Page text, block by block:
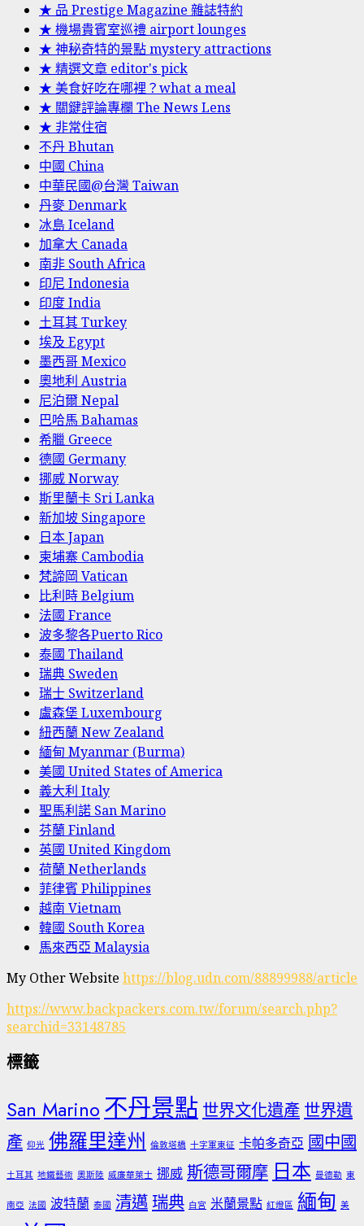
★ 品 Prestige Magazine 雜誌特約
★ 機場貴賓室巡禮 airport lounges
★ 神秘奇特的景點 mystery attractions
★ 精選文章 editor's pick
★ 美食好吃在哪裡？what a meal
★ 關鍵評論專欄 The News Lens
★ 非常住宿
不丹 Bhutan
中國 China
中華民國@台灣 Taiwan
丹麥 Denmark
冰島 Iceland
加拿大 Canada
南非 South Africa
印尼 Indonesia
印度 India
土耳其 Turkey
埃及 Egypt
墨西哥 Mexico
奧地利 Austria
尼泊爾 Nepal
巴哈馬 Bahamas
希臘 Greece
德國 Germany
挪威 Norway
斯里蘭卡 Sri Lanka
新加坡 Singapore
日本 Japan
柬埔寨 Cambodia
梵諦岡 Vatican
比利時 Belgium
法國 France
波多黎各Puerto Rico
泰國 Thailand
瑞典 Sweden
瑞士 Switzerland
盧森堡 Luxembourg
紐西蘭 New Zealand
緬甸 Myanmar (Burma)
美國 United States of America
義大利 Italy
聖馬利諾 San Marino
芬蘭 Finland
英國 United Kingdom
荷蘭 Netherlands
菲律賓 Philippines
越南 Vietnam
韓國 South Korea
馬來西亞 Malaysia
My Other Website https://blog.udn.com/88899988/article
https://www.backpackers.com.tw/forum/search.php?
searchid=33148785
標籤
San Marino 不丹景點 世界文化遺產 世界遺
產 仰光 佛羅里達州 倫敦塔橋 十字軍東征 卡帕多奇亞 國中國
土耳其 地鐵藝術 奧斯陸 威廉華萊士 挪威 斯德哥爾摩 日本 曼德勒 東
南亞 法國 波特蘭 泰國 清邁 瑞典 白宮 米蘭景點 紅燈區 緬甸 美